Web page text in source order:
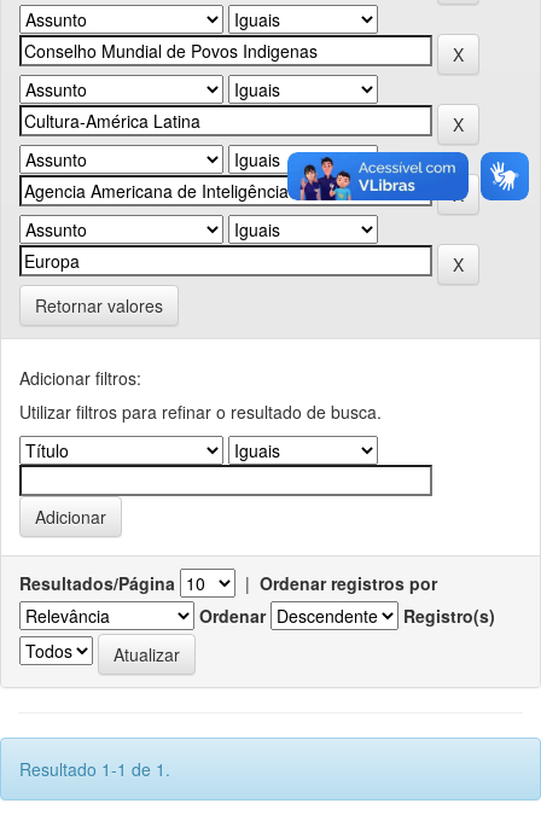
Retornar valores
Adicionar filtros:
Utilizar filtros para refinar o resultado de busca.
Resultados/Página | Ordenar registros por
Ordenar
Registro(s)
Resultado 1-1 de 1.